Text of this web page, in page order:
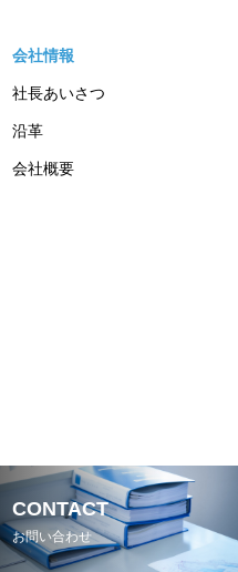
会社情報
社長あいさつ
沿革
会社概要
CONTACT
お問い合わせ